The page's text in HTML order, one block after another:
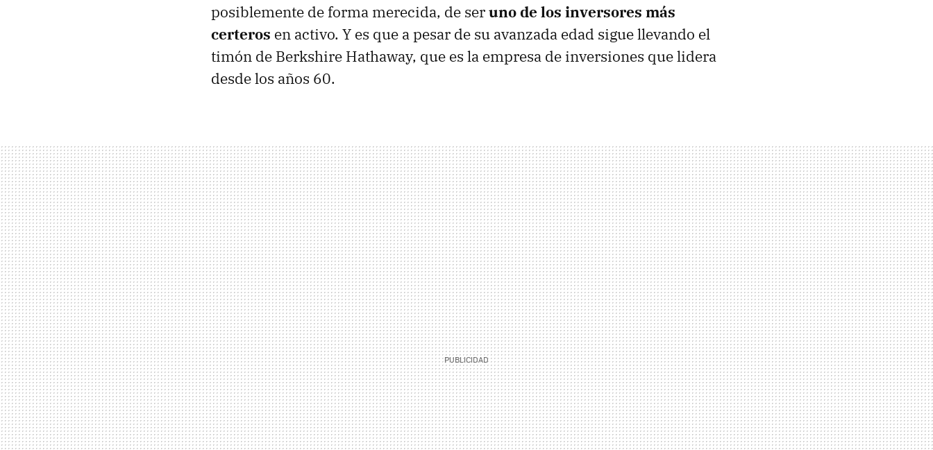
posiblemente de forma merecida, de seruno de los inversores más
certeros en activo. Y es que a pesar de su avanzada edad sigue llevando el
timón de Berkshire Hathaway, que es la empresa de inversiones que lidera
desde los años 60.